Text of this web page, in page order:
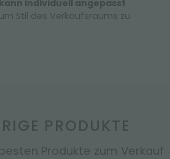
individuell angepasst
Stil des Verkaufsraums zu
PRODUKTE
Produkte zum Verkauf